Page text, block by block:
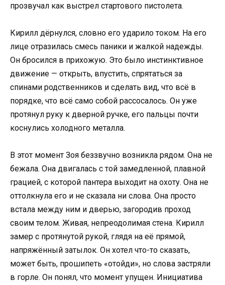
прозвучал как выстрел стартового пистолета.
Кирилл дёрнулся, словно его ударило током. На его
лице отразилась смесь паники и жалкой надежды.
Он бросился в прихожую. Это было инстинктивное
движение — открыть, впустить, спрятаться за
спинами родственников и сделать вид, что всё в
порядке, что всё само собой рассосалось. Он уже
протянул руку к дверной ручке, его пальцы почти
коснулись холодного металла.
В этот момент Зоя беззвучно возникла рядом. Она не
бежала. Она двигалась с той замедленной, плавной
грацией, с которой пантера выходит на охоту. Она не
оттолкнула его и не сказала ни слова. Она просто
встала между ним и дверью, загородив проход
своим телом. Живая, непреодолимая стена. Кирилл
замер с протянутой рукой, глядя на её прямой,
напряжённый затылок. Он хотел что-то сказать,
может быть, прошипеть «отойди», но слова застряли
в горле. Он понял, что момент упущен. Инициатива